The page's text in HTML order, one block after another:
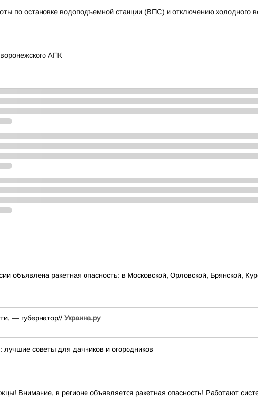
по остановке водоподъемной станции (ВПС) и отключению холодного
АПК
объявлена ракетная опасность: в Московской, Орловской, Брянской,
— губернатор// Украина.ру
лучшие советы для дачников и огородников
Внимание, в регионе объявляется ракетная опасность! Работают